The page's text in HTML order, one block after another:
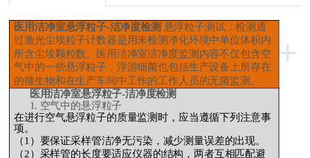
+
医用洁净室悬浮粒子-洁净度检测 悬浮粒子测试：检测通
过激光尘埃粒子计数器是用来检测净化环境中单位体积内
所含尘埃颗粒数。医用洁净室洁净度监测内容不仅包含空
气中的一些悬浮粒子，浮游细菌也包括生产设备上所存在
的微生物和在生产车间中工作的工作人员的无菌监测。
医用洁净室悬浮粒子-洁净度检测
1. 空气中的悬浮粒子
在进行空气悬浮粒子的质量监测时，应当遵循下列注意事
项。
（1）要保证采样管洁净无污染，减少测量误差的出现。
（2）采样管的长度要适应仪器的结构，两者互相匹配避